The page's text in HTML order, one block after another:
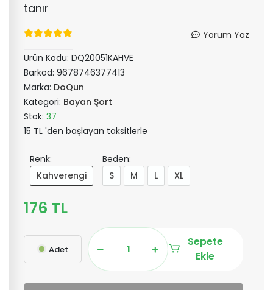
tanır
Yorum Yaz
Ürün Kodu: DQ20051KAHVE
Barkod: 9678746377413
Marka: DoQun
Kategori: Bayan Şort
Stok: 37
15 TL 'den başlayan taksitlerle
Renk:
Kahverengi
Beden:
S
M L XL
176 TL
Adet
Sepete
Ekle